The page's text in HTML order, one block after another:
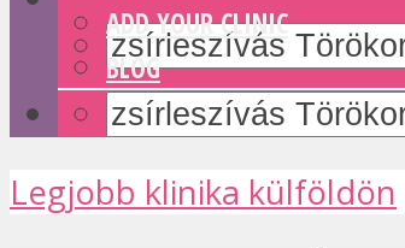
ADD YOUR CLINIC
BLOG
Legjobb klinika külföldön